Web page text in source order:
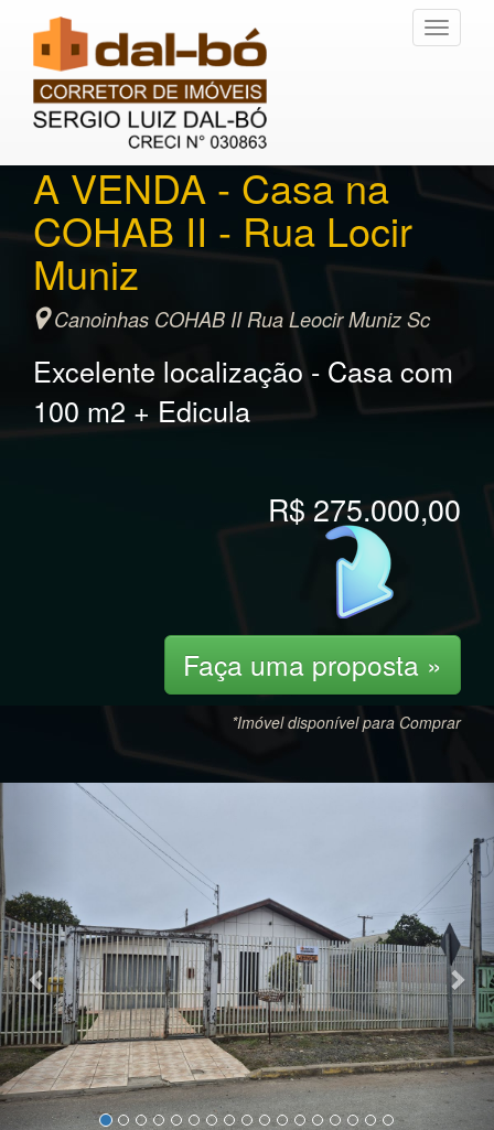
Toggle
A VENDA - Casa na
COHAB II - Rua Locir
Muniz
Canoinhas COHAB II Rua Leocir Muniz Sc
Excelente localização - Casa com
100 m2 + Edicula
R$ 275.000,00
Faça uma proposta »
*Imóvel disponível para Comprar
Previous